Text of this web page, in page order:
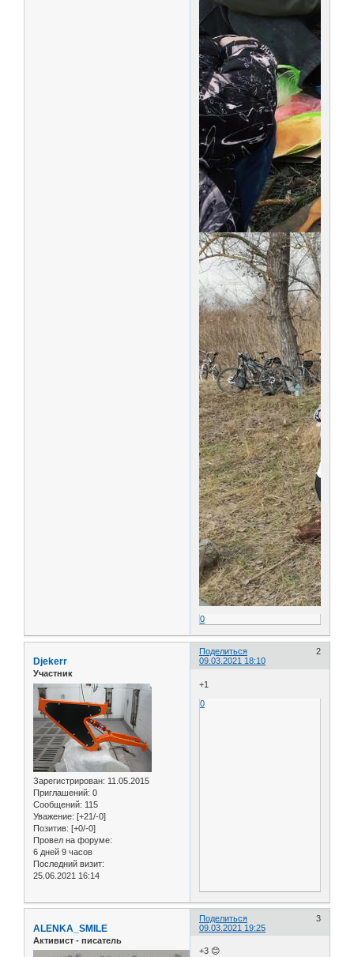
0
Поделиться
2
09.03.2021 18:10
Djekerr
Участник
Зарегистрирован: 11.05.2015
Приглашений: 0
Сообщений: 115
Уважение: [+21/-0]
Позитив: [+0/-0]
Провел на форуме:
6 дней 9 часов
Последний визит:
25.06.2021 16:14
+1
0
Поделиться
3
09.03.2021 19:25
ALENKA_SMILE
Активист - писатель
+3 😊